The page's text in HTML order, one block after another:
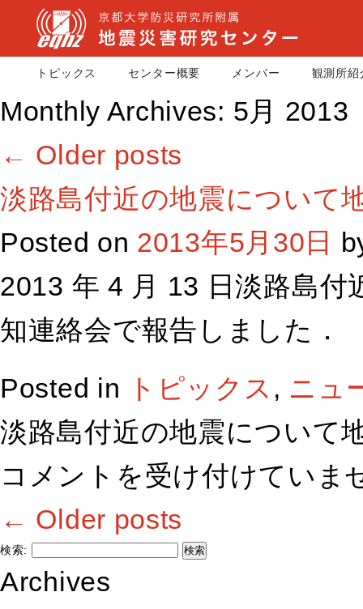
トピックス センター概要 メンバー 観測所紹
Monthly Archives: 5月 2013
← Older posts
淡路島付近の地震について
Posted on 2013年5月30日
2013 年 4 月 13 日淡路島
知連絡会で報告しました．
Posted in
トピックス , ニュ
淡路島付近の地震について
コメントを受け付けていま
← Older posts
検索:
Archives